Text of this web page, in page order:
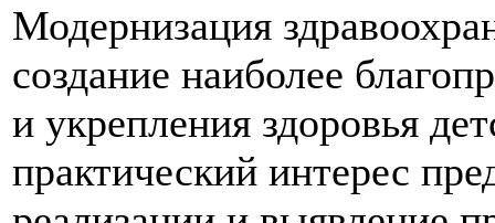
Модернизация
создание наиболее
и укрепления здоровья
практический интерес